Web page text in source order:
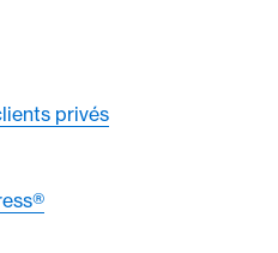
privés